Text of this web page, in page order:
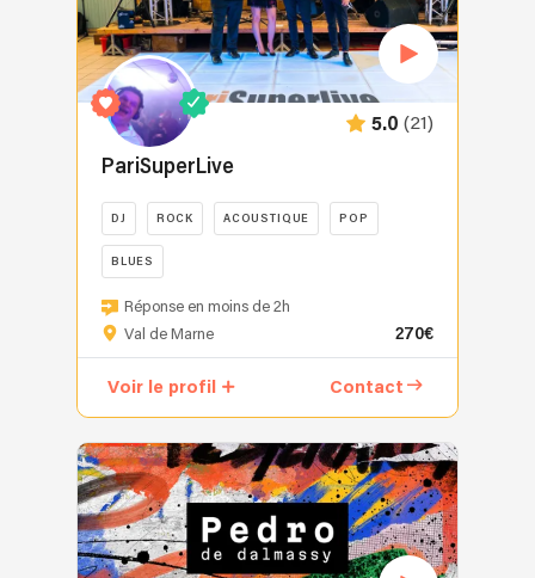
5.0 (21)
PariSuperLive
DJ ROCK ACOUSTIQUE POP
BLUES
Découvrez
PARISUPERLIVE,
collectif
passionnés
réunissant
DJ,
musiciens
et
Réponse en moins de 2h
Val de Marne
270€
Voir le profil Contact